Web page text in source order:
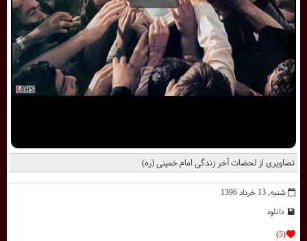
تصاویری از لحضات آخر زندگی امام خمینی (ره)
شنبه, 13 خرداد 1396
دانلود
(5)